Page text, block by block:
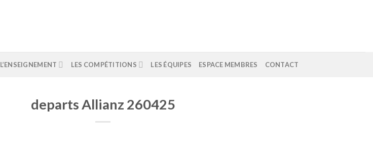
L’ENSEIGNEMENT LES COMPÉTITIONS LES ÉQUIPES ESPACE MEMBRES CONTACT
departs Allianz 260425